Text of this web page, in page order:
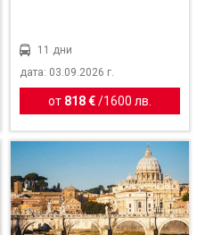
11 дни
дата: 03.09.2026 г.
от 818 €/ 1600 лв.